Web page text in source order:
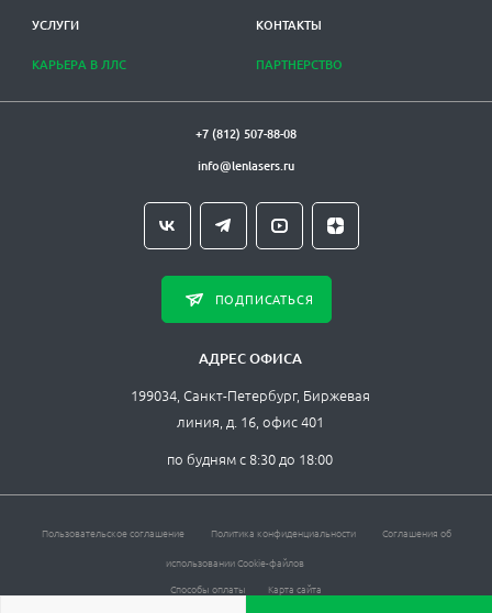
УСЛУГИ
КАРЬЕРА В ЛЛС
КОНТАКТЫ
ПАРТНЕРСТВО
+7 (812) 507-88-08
info@lenlasers.ru
ПОДПИСАТЬСЯ
АДРЕС ОФИСА
199034, Санкт-Петербург, Биржевая
линия, д. 16, офис 401
по будням с 8:30 до 18:00
Пользовательское соглашение Политика конфиденциальности
Соглашения об
использовании Cookie-файлов
Способы оплаты
Карта сайта